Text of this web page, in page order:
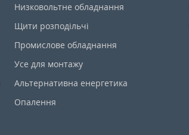
Низковольтне обладнання
Щити розподільчі
Промислове обладнання
Усе для монтажу
Альтернативна енергетика
Опалення